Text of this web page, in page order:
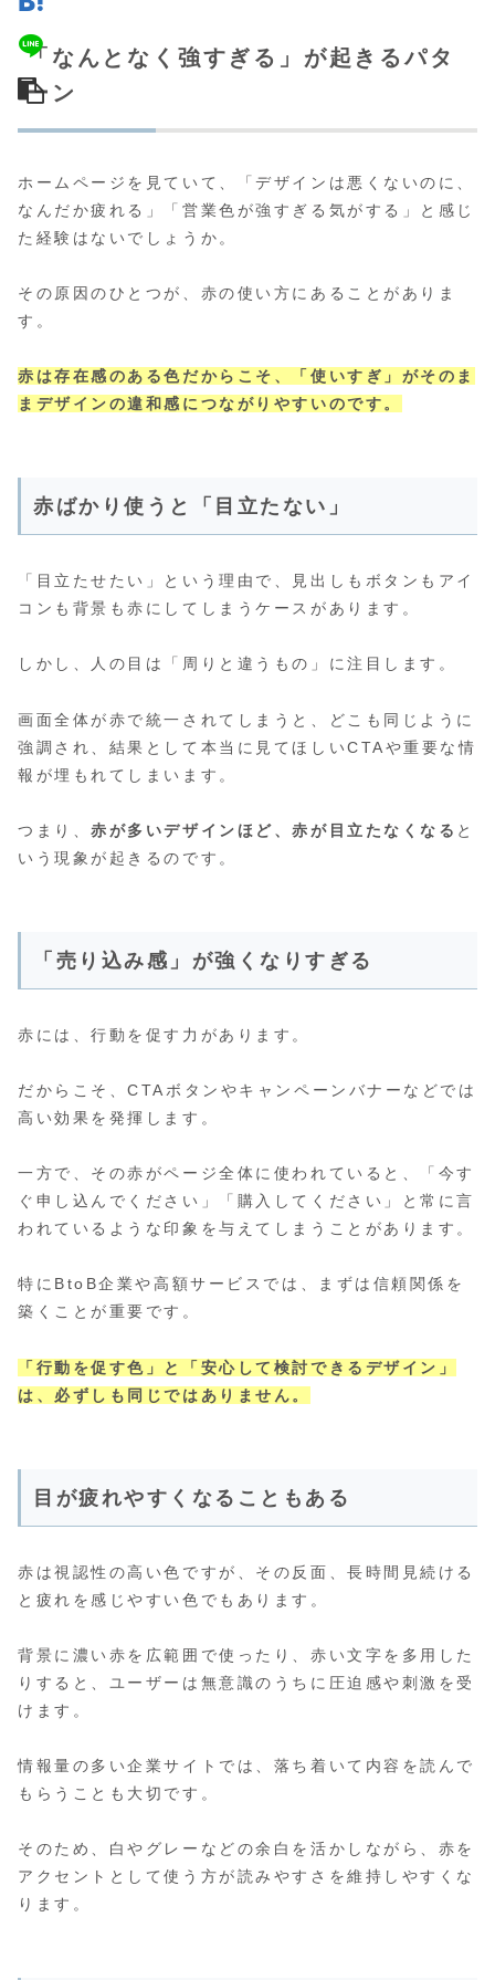
「なんとなく強すぎる」が起きるパタ
ーン
ホームページを見ていて、「デザインは悪くないのに、
なんだか疲れる」「営業色が強すぎる気がする」と感じ
た経験はないでしょうか。
その原因のひとつが、赤の使い方にあることがありま
す。
赤は存在感のある色だからこそ、「使いすぎ」がそのま
まデザインの違和感につながりやすいのです。
赤ばかり使うと「目立たない」
「目立たせたい」という理由で、見出しもボタンもアイ
コンも背景も赤にしてしまうケースがあります。
しかし、人の目は「周りと違うもの」に注目します。
画面全体が赤で統一されてしまうと、どこも同じように
強調され、結果として本当に見てほしいCTAや重要な情
報が埋もれてしまいます。
つまり、赤が多いデザインほど、赤が目立たなくなる と
いう現象が起きるのです。
「売り込み感」が強くなりすぎる
赤には、行動を促す力があります。
だからこそ、CTAボタンやキャンペーンバナーなどでは
高い効果を発揮します。
一方で、その赤がページ全体に使われていると、「今す
ぐ申し込んでください」「購入してください」と常に言
われているような印象を与えてしまうことがあります。
特にBtoB企業や高額サービスでは、まずは信頼関係を
築くことが重要です。
「行動を促す色」と「安心して検討できるデザイン」
は、必ずしも同じではありません。
目が疲れやすくなることもある
赤は視認性の高い色ですが、その反面、長時間見続ける
と疲れを感じやすい色でもあります。
背景に濃い赤を広範囲で使ったり、赤い文字を多用した
りすると、ユーザーは無意識のうちに圧迫感や刺激を受
けます。
情報量の多い企業サイトでは、落ち着いて内容を読んで
もらうことも大切です。
そのため、白やグレーなどの余白を活かしながら、赤を
アクセントとして使う方が読みやすさを維持しやすくな
ります。